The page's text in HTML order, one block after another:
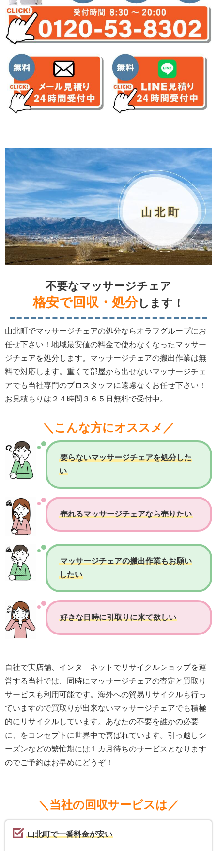
不要なマッサージチェア
格安で回収・処分します！
山北町でマッサージチェアの処分ならオラフグループにお
任せ下さい！地域最安値の料金で使わなくなったマッサー
ジチェアを処分します。マッサージチェアの搬出作業は無
料で対応します。重くて部屋から出せないマッサージチェ
アでも当社専門のプロスタッフに遠慮なくお任せ下さい！
お見積もりは２４時間３６５日無料で受付中。
＼こんな方にオススメ／
要らないマッサージチェアを処分した
い
売れるマッサージチェアなら売りたい
マッサージチェアの搬出作業もお願い
したい
好きな日時に引取りに来て欲しい
自社で実店舗、インターネットでリサイクルショップを運
営する当社では、同時にマッサージチェアの査定と買取り
サービスも利用可能です。海外への貿易リサイクルも行っ
ていますので買取りが出来ないマッサージチェアでも積極
的にリサイクルしています。あなたの不要を誰かの必要
に、をコンセプトに世界中で喜ばれています。引っ越しシ
ーズンなどの繁忙期には１カ月待ちのサービスとなります
のでご予約はお早めにどうぞ！
＼当社の回収サービスは／
山北町で一番料金が安い